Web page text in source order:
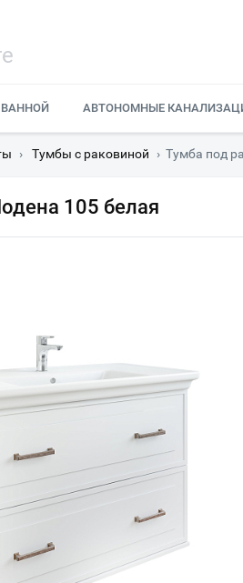
ВАННОЙ АВТОНОМНЫЕ
› Тумбы с раковиной › Тумба под
105 белая